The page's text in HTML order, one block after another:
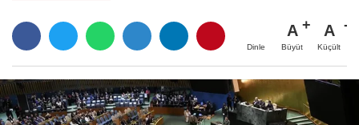
Dinle
A
Büyüt
A
Küçült